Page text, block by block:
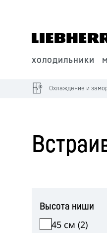
ХОЛОДИЛЬНИКИ
Охлаждение и
Высота ниши
45 см (2)